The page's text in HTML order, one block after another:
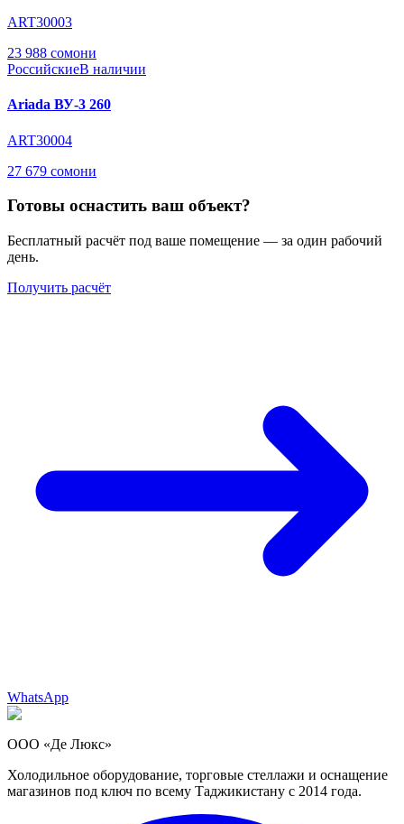
ART30003
23 988 сомони
РоссийскиеВ наличии
Ariada ВУ-3 260
ART30004
27 679 сомони
Готовы оснастить ваш объект?
Бесплатный расчёт под ваше помещение — за один рабочий
день.
Получить расчёт
WhatsApp
ООО «Де Люкс»
Холодильное оборудование, торговые стеллажи и оснащение
магазинов под ключ по всему Таджикистану с 2014 года.